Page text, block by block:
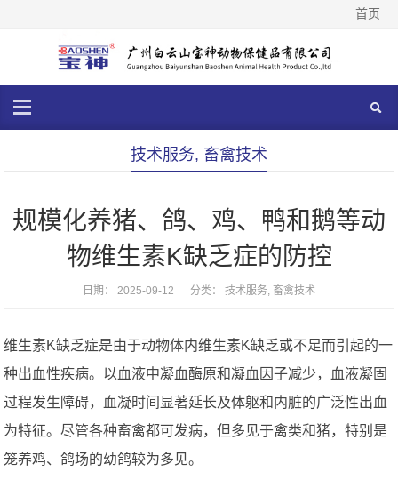
首页
技术服务, 畜禽技术
规模化养猪、鸽、鸡、鸭和鹅等动
物维生素K缺乏症的防控
日期： 2025-09-12 分类： 技术服务, 畜禽技术
维生素K缺乏症是由于动物体内维生素K缺乏或不足而引起的一
种出血性疾病。以血液中凝血酶原和凝血因子减少，血液凝固
过程发生障碍，血凝时间显著延长及体躯和内脏的广泛性出血
为特征。尽管各种畜禽都可发病，但多见于禽类和猪，特别是
笼养鸡、鸽场的幼鸽较为多见。